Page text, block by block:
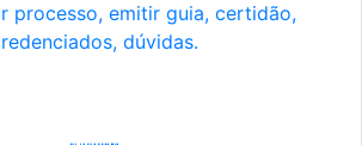
processo, emitir guia, certidão,
dúvidas.